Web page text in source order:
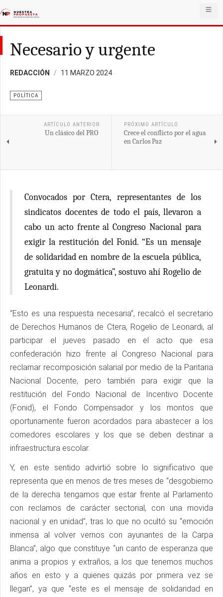
Necesario y urgente
REDACCIÓN 11 MARZO 2024
POLÍTICA
ARTÍCULO ANTERIOR
Un clásico del PRO
PRÓXIMO ARTÍCULO
Crece el conflicto por el agua
en Carlos Paz
Convocados por Ctera, representantes de los
sindicatos docentes de todo el país, llevaron a
cabo un acto frente al Congreso Nacional para
exigir la restitución del Fonid. “Es un mensaje
de solidaridad en nombre de la escuela pública,
gratuita y no dogmática”, sostuvo ahí Rogelio de
Leonardi.
“Esto es una respuesta necesaria”, recalcó el secretario
de Derechos Humanos de Ctera, Rogelio de Leonardi, al
participar el jueves pasado en el acto que esa
confederación hizo frente al Congreso Nacional para
reclamar recomposición salarial por medio de la Paritaria
Nacional Docente, pero también para exigir que la
restitución del Fondo Nacional de Incentivo Docente
(Fonid), el Fondo Compensador y los montos que
oportunamente fueron acordados para abastecer a los
comedores escolares y los que se deben destinar a
infraestructura escolar.
Y, en este sentido advirtió sobre lo significativo que
representa que en menos de tres meses de “desgobierno
de la derecha tengamos que estar frente al Parlamento
con reclamos de carácter sectorial, con una movida
nacional y en unidad”, tras lo que no ocultó su “emoción
inmensa al volver vernos con ayunantes de la Carpa
Blanca”, algo que constituye “un canto de esperanza que
anima a propios y extraños, a los que tenemos muchos
años en esto y a quienes quizás por primera vez se
llegan”, ya que “este es el mensaje de solidaridad en